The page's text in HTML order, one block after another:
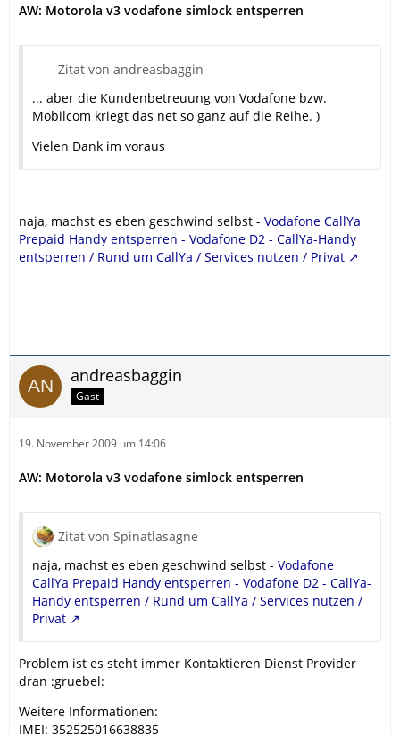
AW: Motorola v3 vodafone simlock entsperren
Zitat von andreasbaggin
... aber die Kundenbetreuung von Vodafone bzw.
Mobilcom kriegt das net so ganz auf die Reihe. )
Vielen Dank im voraus
naja, machst es eben geschwind selbst - Vodafone CallYa
Prepaid Handy entsperren - Vodafone D2 - CallYa-Handy
entsperren / Rund um CallYa / Services nutzen / Privat
andreasbaggin
Gast
19. November 2009 um 14:06
AW: Motorola v3 vodafone simlock entsperren
Zitat von Spinatlasagne
naja, machst es eben geschwind selbst - Vodafone
CallYa Prepaid Handy entsperren - Vodafone D2 - CallYa-
Handy entsperren / Rund um CallYa / Services nutzen /
Privat
Problem ist es steht immer Kontaktieren Dienst Provider
dran :gruebel:
Weitere Informationen:
IMEI: 352525016638835